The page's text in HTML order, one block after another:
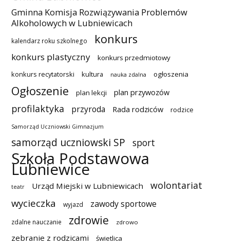
Gminna Komisja Rozwiązywania Problemów
Alkoholowych w Lubniewicach
kalendarz roku szkolnego konkurs
konkurs plastyczny
konkurs przedmiotowy
konkurs recytatorski
kultura nauka zdalna ogłoszenia
Ogłoszenie plan lekcji plan przywozów
profilaktyka przyroda Rada rodziców rodzice
Samorząd Uczniowski Gimnazjum
samorząd uczniowski SP sport
Szkoła Podstawowa
Lubniewice
teatr Urząd Miejski w Lubniewicach wolontariat
wycieczka wyjazd zawody sportowe
zdalne nauczanie zdrowie zdrowo
zebranie z rodzicami świetlica